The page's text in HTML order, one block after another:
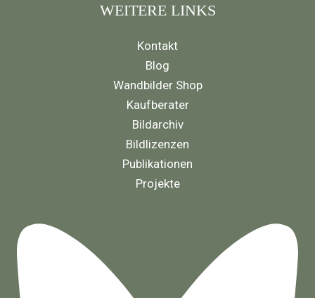
WEITERE LINKS
Kontakt
Blog
Wandbilder Shop
Kaufberater
Bildarchiv
Bildlizenzen
Publikationen
Projekte